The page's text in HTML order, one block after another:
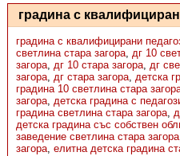
градина с
градина с квалифицирани
светлина стара загора, дг 10
загора, дг 10 стара загора, дг
загора, дг стара загора, детска
градина 10 светлина стара
загора, детска градина с
градина светлина стара загора,
детска градина със собствен
заведение светлина стара загора
загора, елитна детска градина